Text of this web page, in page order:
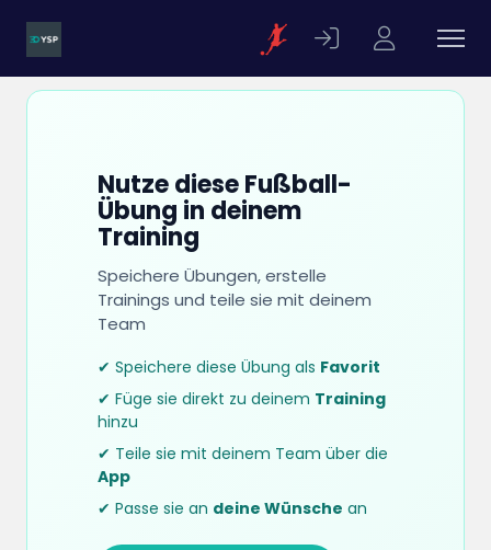
Nutze diese Fußball-
Übung in deinem
Training
Speichere Übungen, erstelle
Trainings und teile sie mit deinem
Team
✔ Speichere diese Übung als Favorit
✔ Füge sie direkt zu deinem Training
hinzu
✔ Teile sie mit deinem Team über die
App
✔ Passe sie an deine Wünsche an